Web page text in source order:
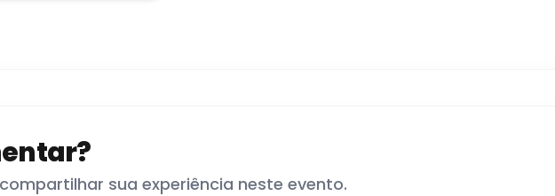
sua experiência neste evento.